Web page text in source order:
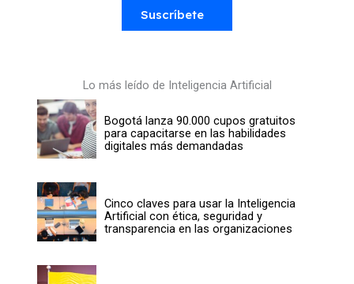
Suscríbete
Lo más leído de Inteligencia Artificial
Bogotá lanza 90.000 cupos gratuitos
para capacitarse en las habilidades
digitales más demandadas
Cinco claves para usar la Inteligencia
Artificial con ética, seguridad y
transparencia en las organizaciones